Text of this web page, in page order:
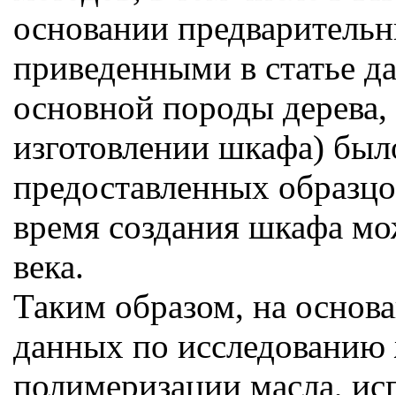
основании
приведенными в статье
основной породы
изготовлении шкафа)
предоставленных
время создания шкафа
века.
Таким образом, на
данных по исследованию
полимеризации масла,